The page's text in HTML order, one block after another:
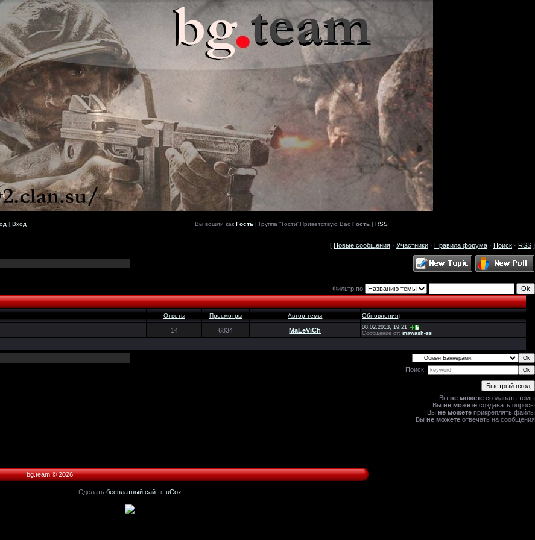
| Вход Вы вошли как Гость| Группа "Гости"Приветствую Вас Гость| RSS
[ Новые сообщения · Участники · Правила форума · Поиск · RSS ]
Фильтр по:
Ответы Просмотры Автор темы Обновления↓
14 6834 MaLeViCh
08.02.2013, 19:21
Сообщение от:mawash-ss
Поиск:
Вы не можете создавать темы
Вы не можете создавать опросы
Вы не можете прикреплять файлы
Вы не можете отвечать на сообщения
bg.team © 2026
Сделать бесплатный сайтс uCoz
----------------------------------------------------------------------------------------